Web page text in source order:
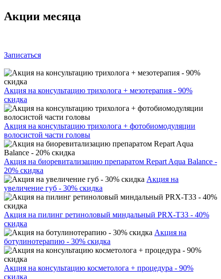
Акции месяца
Записаться
Акция на консультацию трихолога + мезотерапия - 90%
скидка
Акция на консультацию трихолога + фотобиомодуляции
волосистой части головы
Акция на биоревитализацию препаратом Repart Aqua Balance -
20% скидка
Акция на
увеличение губ - 30% скидка
Акция на пилинг ретиноловый миндальный PRX-T33 - 40%
скидка
Акция на
ботулинотерапию - 30% скидка
Акция на консультацию косметолога + процедура - 90%
скидка